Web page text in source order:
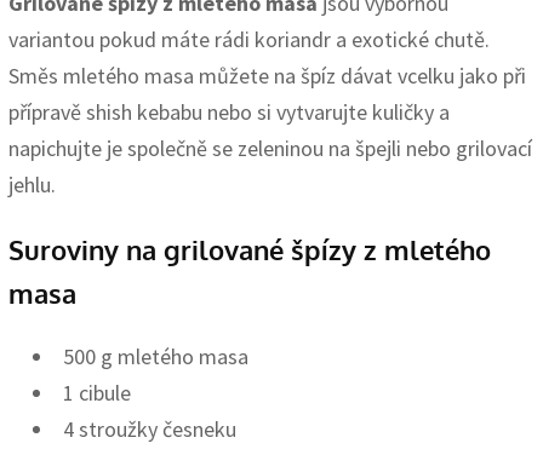
variantou pokud máte rádi koriandr a exotické chutě.
Směs mletého masa můžete na špíz dávat vcelku jako při
přípravě shish kebabu nebo si vytvarujte kuličky a
napichujte je společně se zeleninou na špejli nebo grilovací
jehlu.
Suroviny na grilované špízy z mletého
masa
500 g mletého masa
1 cibule
4 stroužky česneku